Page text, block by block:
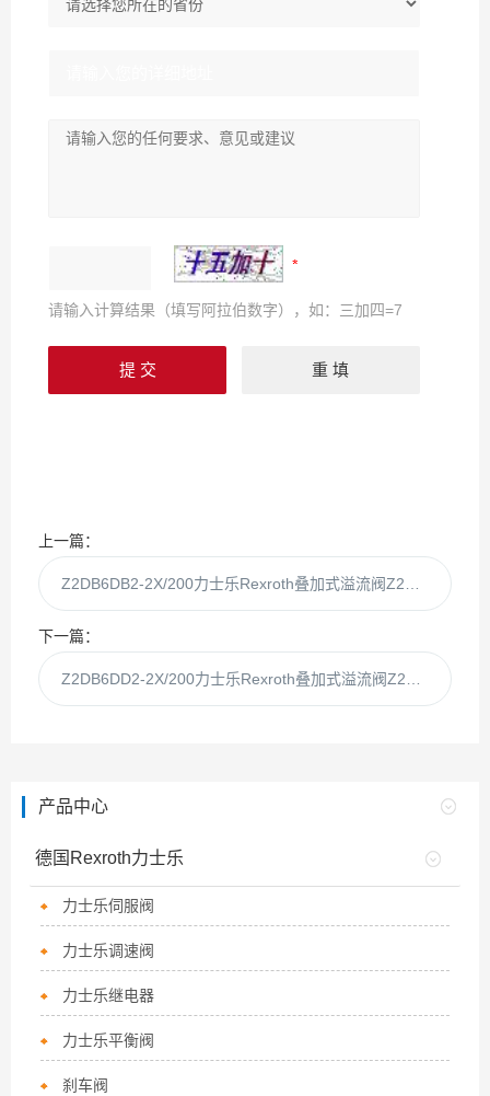
请输入计算结果（填写阿拉伯数字），如：三加四=7
上一篇：
下一篇：
产品中心
德国Rexroth力士乐
力士乐伺服阀
力士乐调速阀
力士乐继电器
力士乐平衡阀
刹车阀